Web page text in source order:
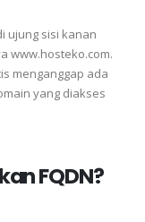
ujung sisi kanan
www.hosteko.com.
menganggap ada
yang diakses
FQDN?